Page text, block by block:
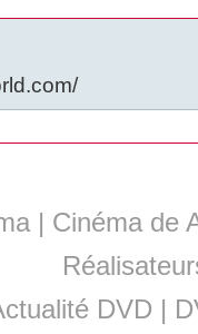
| Cinéma de
DVD |